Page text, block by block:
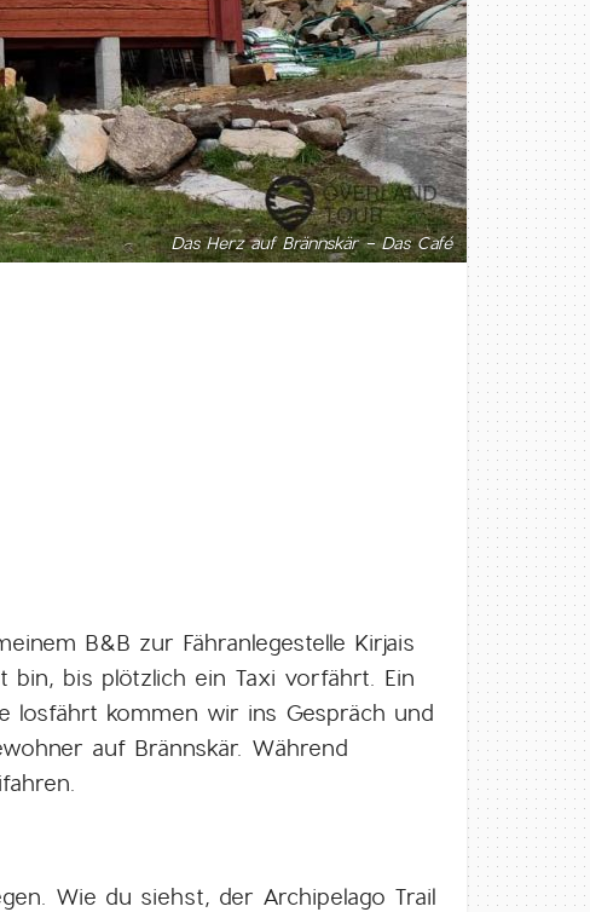
Das Herz auf Brännskär - Das Café
B&B zur Fähranlegestelle Kirjais
bin, bis plötzlich ein Taxi vorfährt. Ein
losfährt kommen wir ins Gespräch und
auf Brännskär. Während
Wie du siehst, der Archipelago Trail